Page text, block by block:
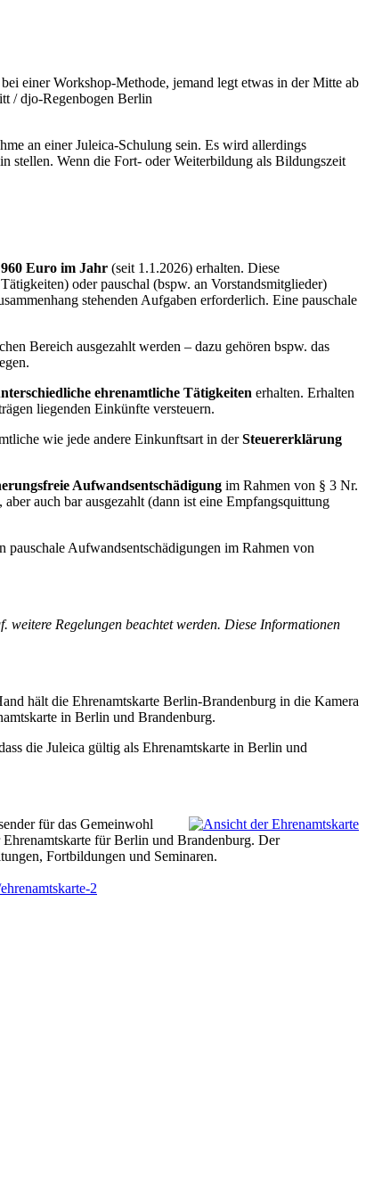
/ djo-Regenbogen Berlin
an einer Juleica-Schulung sein. Es wird allerdings
stellen. Wenn die Fort- oder Weiterbildung als Bildungszeit
Euro im Jahr (seit 1.1.2026) erhalten. Diese
oder pauschal (bspw. an Vorstandsmitglieder)
stehenden Aufgaben erforderlich. Eine pauschale
Bereich ausgezahlt werden – dazu gehören bspw. das
ehrenamtliche Tätigkeiten erhalten. Erhalten
liegenden Einkünfte versteuern.
wie jede andere Einkunftsart in derSteuererklärung
Aufwandsentschädigung im Rahmen von § 3 Nr.
auch bar ausgezahlt (dann ist eine Empfangsquittung
Aufwandsentschädigungen im Rahmen von
Regelungen beachtet werden. Diese Informationen
in Berlin und Brandenburg.
die Juleica gültig als Ehrenamtskarte in Berlin und
für das Gemeinwohl
für Berlin und Brandenburg. Der
Fortbildungen und Seminaren.
2